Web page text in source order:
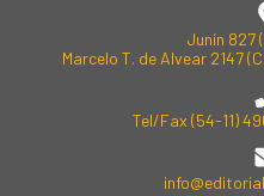
Junín 827
Marcelo T. de Alvear 2147
Tel/Fax (54-11)